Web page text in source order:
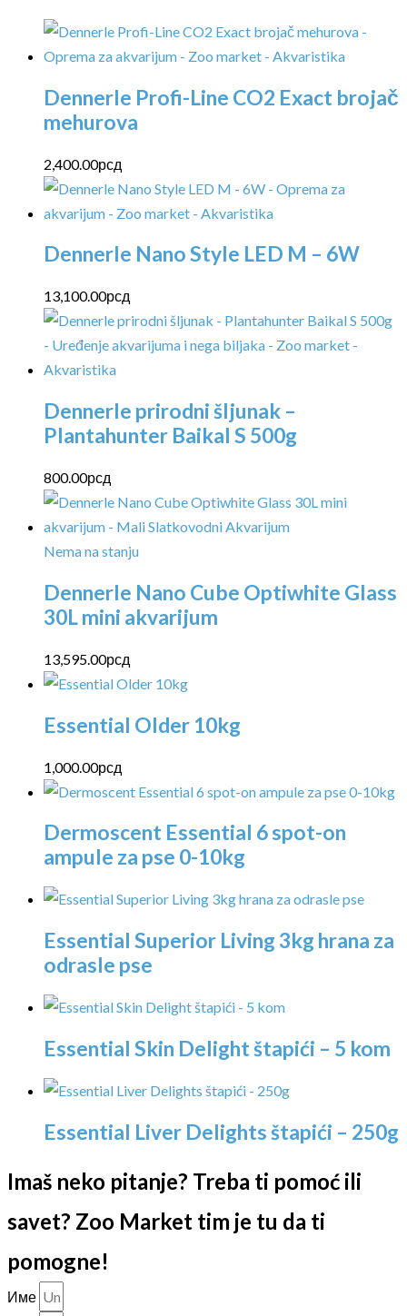
Dennerle Profi-Line CO2 Exact brojač
mehurova
2,400.00рсд
Dennerle Nano Style LED M – 6W
13,100.00рсд
Dennerle prirodni šljunak –
Plantahunter Baikal S 500g
800.00рсд
Nema na stanju
Dennerle Nano Cube Optiwhite Glass
30L mini akvarijum
13,595.00рсд
Essential Older 10kg
1,000.00рсд
Dermoscent Essential 6 spot-on
ampule za pse 0-10kg
Essential Superior Living 3kg hrana za
odrasle pse
Essential Skin Delight štapići – 5 kom
Essential Liver Delights štapići – 250g
Imaš neko pitanje? Treba ti pomoć ili
savet? Zoo Market tim je tu da ti
pomogne!
Име